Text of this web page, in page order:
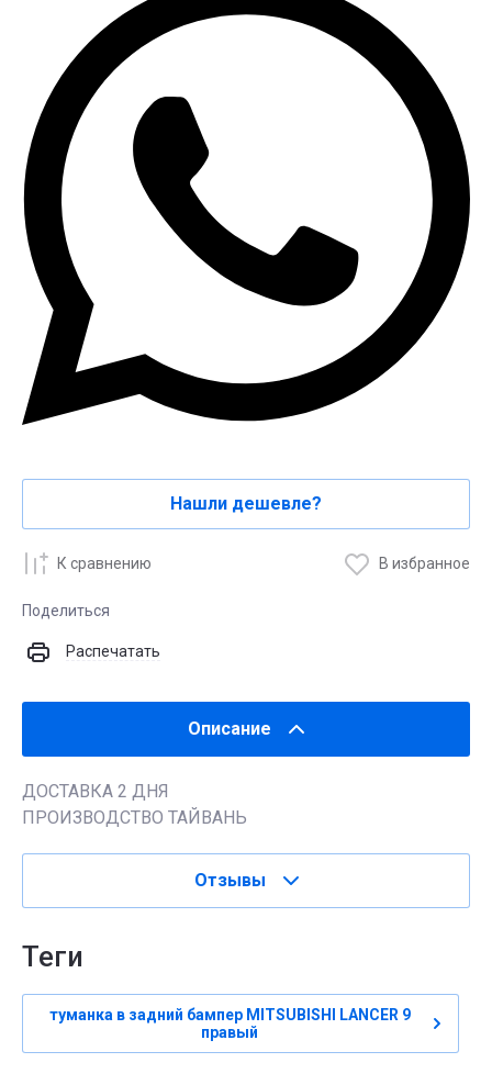
Нашли дешевле?
К сравнению В избранное
Поделиться
Распечатать
Описание
ДОСТАВКА 2 ДНЯ
ПРОИЗВОДСТВО ТАЙВАНЬ
Отзывы
теги
туманка в задний бампер MITSUBISHI LANCER 9
правый